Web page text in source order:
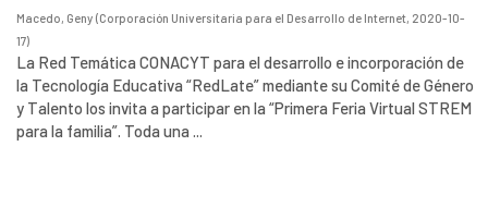
Macedo, Geny (Corporación Universitaria para el Desarrollo de Internet, 2020-10-
17)
La Red Temática CONACYT para el desarrollo e incorporación de
la Tecnología Educativa “RedLate” mediante su Comité de Género
y Talento los invita a participar en la “Primera Feria Virtual STREM
para la familia”. Toda una ...